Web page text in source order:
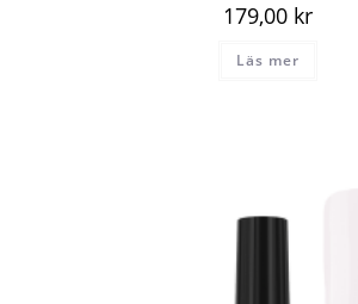
179,00 kr
Läs mer